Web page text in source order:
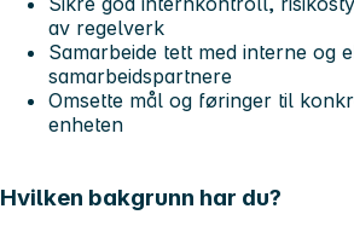
av regelverk
Samarbeide tett med interne og
samarbeidspartnere
Omsette mål og føringer til
enheten
Hvilken bakgrunn har du?